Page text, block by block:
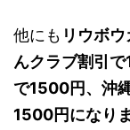
他にも リウボ
んクラブ割引で
で1500円、沖
1500円になりま